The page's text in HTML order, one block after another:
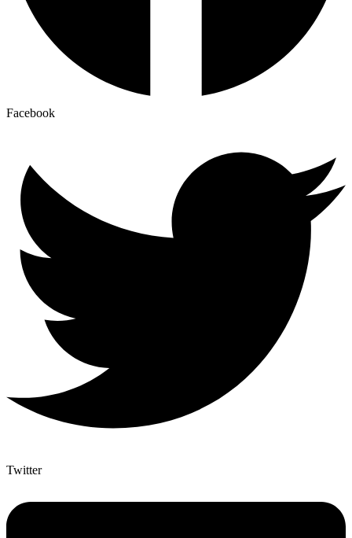
Facebook
Twitter